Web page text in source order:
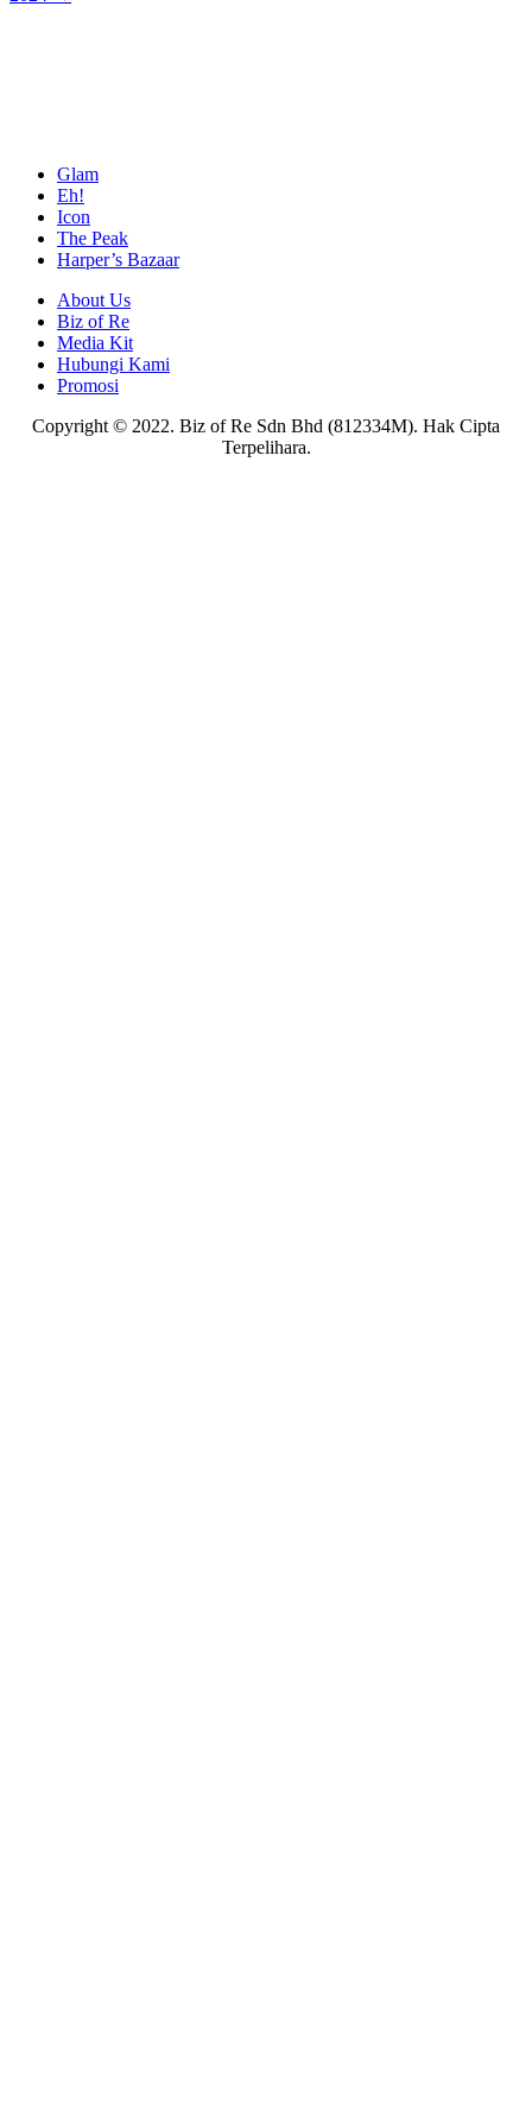
Glam
Eh!
Icon
The Peak
Harper’s Bazaar
About Us
Biz of Re
Media Kit
Hubungi Kami
Promosi
Copyright © 2022. Biz of Re Sdn Bhd (812334M). Hak Cipta
Terpelihara.